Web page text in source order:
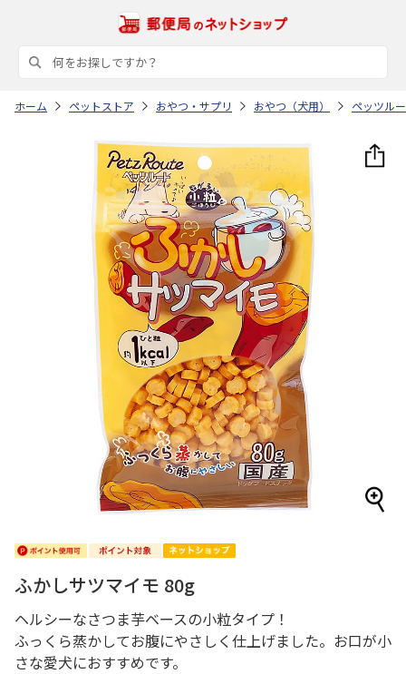
ホーム ペットストア おやつ・サプリ おやつ（犬用） ペッツル
ふかしサツマイモ 80g
ヘルシーなさつま芋ベースの小粒タイプ！
ふっくら蒸かしてお腹にやさしく仕上げました。お口が小
さな愛犬におすすめです。